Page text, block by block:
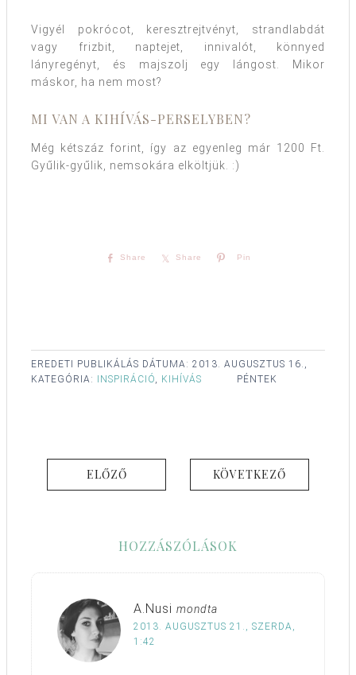
Vigyél pokrócot, keresztrejtvényt, strandlabdát
vagy frizbit, naptejet, innivalót, könnyed
lányregényt, és majszolj egy lángost. Mikor
máskor, ha nem most?
MI VAN A KIHÍVÁS-PERSELYBEN?
Még kétszáz forint, így az egyenleg már 1200 Ft.
Gyűlik-gyűlik, nemsokára elköltjük. :)
Share Share Pin
EREDETI PUBLIKÁLÁS DÁTUMA: 2013. AUGUSZTUS 16.,
PÉNTEK
KATEGÓRIA: INSPIRÁCIÓ, KIHÍVÁS
ELŐZŐ KÖVETKEZŐ
HOZZÁSZÓLÁSOK
A.Nusi mondta
2013. AUGUSZTUS 21., SZERDA,
1:42